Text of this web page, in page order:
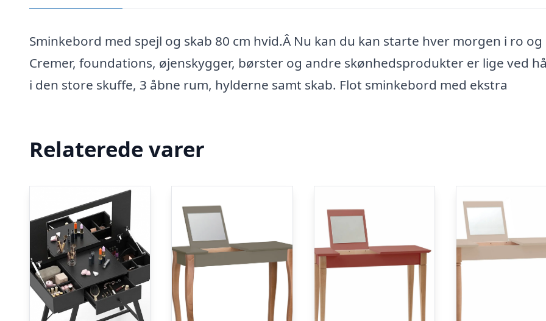
Sminkebord med spejl og skab 80 cm hvid.Â Nu kan du kan starte hver morgen i ro og
Cremer, foundations, øjenskygger, børster og andre skønhedsprodukter er lige ved
i den store skuffe, 3 åbne rum, hylderne samt skab. Flot sminkebord med ekstra
Relaterede varer